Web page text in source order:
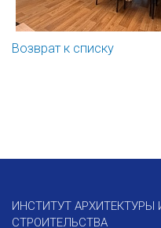
Возврат к списку
ИНСТИТУТ АРХИТЕКТУРЫ
СТРОИТЕЛЬСТВА